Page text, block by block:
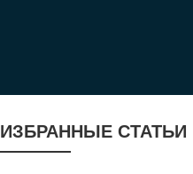
ИЗБРАННЫЕ СТАТЬИ